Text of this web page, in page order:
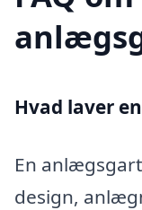
Hvad laver
En
design,